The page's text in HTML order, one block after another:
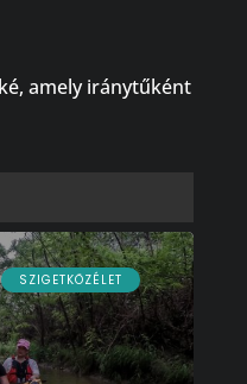
amely iránytűként
SZIGETKÖZÉLET